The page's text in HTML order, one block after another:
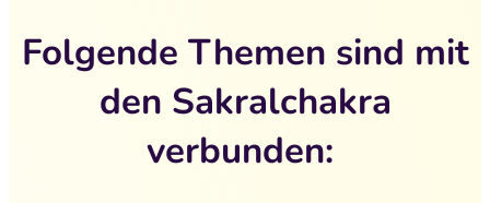
Folgende Themen sind mit
den Sakralchakra
verbunden: